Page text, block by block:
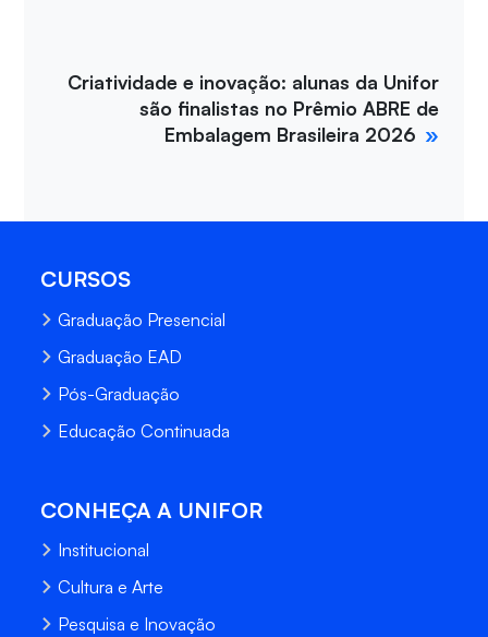
Criatividade e inovação: alunas da Unifor
são finalistas no Prêmio ABRE de
Embalagem Brasileira 2026
CURSOS
Graduação Presencial
Graduação EAD
Pós-Graduação
Educação Continuada
CONHEÇA A UNIFOR
Institucional
Cultura e Arte
Pesquisa e Inovação